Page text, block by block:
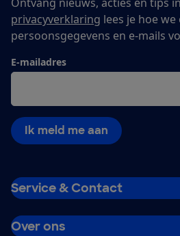
Ontvang nieuws, acties en tips
privacyverklaring lees je hoe
persoonsgegevens en e-mails
E-mailadres
Ik meld me aan
Service & Contact
Over ons